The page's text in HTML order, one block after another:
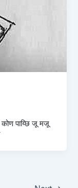
कोण पाय्छि जू मजू